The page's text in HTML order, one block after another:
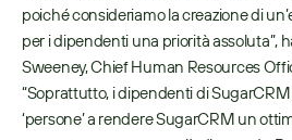
poiché consideriamo la creazione di
per i dipendenti una priorità assoluta”,
Sweeney, Chief Human Resources
“Soprattutto, i dipendenti di
‘persone’ a rendere SugarCRM un